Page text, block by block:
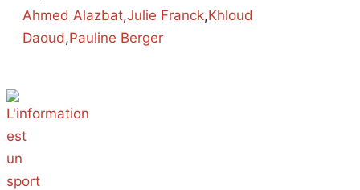
Ahmed Alazbat,Julie Franck,Khloud
Daoud,Pauline Berger